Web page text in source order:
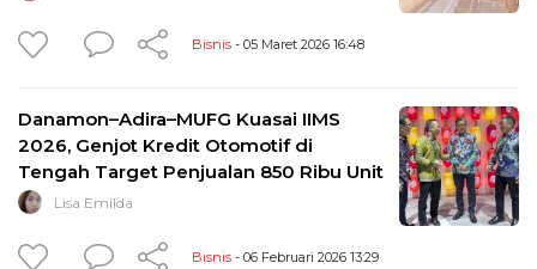
Bisnis - 05 Maret 2026 16:48
Danamon–Adira–MUFG Kuasai IIMS
2026, Genjot Kredit Otomotif di
Tengah Target Penjualan 850 Ribu Unit
Lisa Emilda
Bisnis - 06 Februari 2026 13:29